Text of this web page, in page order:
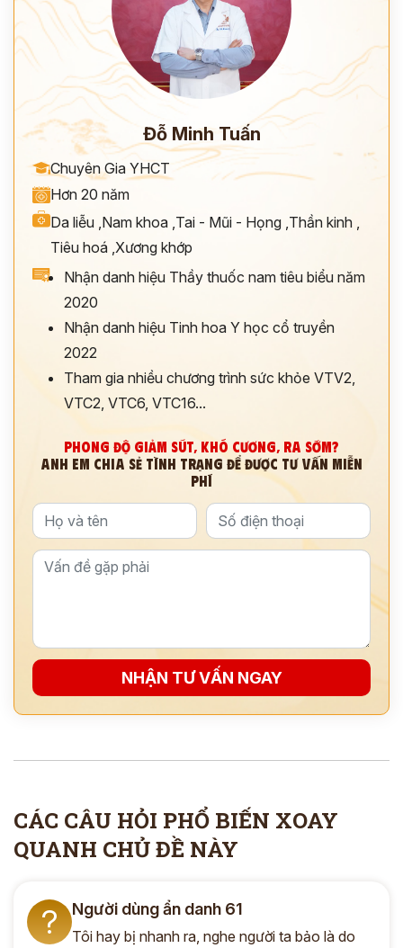
Đỗ Minh Tuấn
Chuyên Gia YHCT
Hơn 20 năm
Da liễu ,Nam khoa ,Tai - Mũi - Họng ,Thần kinh ,
Tiêu hoá ,Xương khớp
Nhận danh hiệu Thầy thuốc nam tiêu biểu năm
2020
Nhận danh hiệu Tinh hoa Y học cổ truyền
2022
Tham gia nhiều chương trình sức khỏe VTV2,
VTC2, VTC6, VTC16...
PHONG ĐỘ GIẢM SÚT, KHÓ CƯƠNG, RA SỚM?
ANH EM CHIA SẺ TÌNH TRẠNG ĐỂ ĐƯỢC TƯ VẤN MIỄN
PHÍ
NHẬN TƯ VẤN NGAY
CÁC CÂU HỎI PHỔ BIẾN XOAY
QUANH CHỦ ĐỀ NÀY
? Người dùng ẩn danh 61
Tôi hay bị nhanh ra, nghe người ta bảo là do